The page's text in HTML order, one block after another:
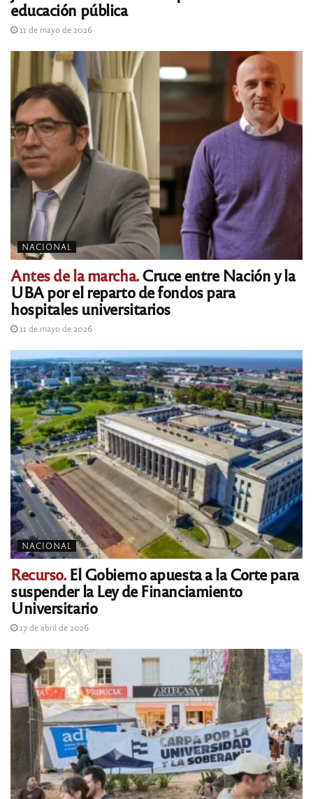
educación pública
11 de mayo de 2026
NACIONAL
Antes de la marcha.Cruce entre Nación y la
UBA por el reparto de fondos para
hospitales universitarios
11 de mayo de 2026
NACIONAL
Recurso.El Gobierno apuesta a la Corte para
suspender la Ley de Financiamiento
Universitario
17 de abril de 2026